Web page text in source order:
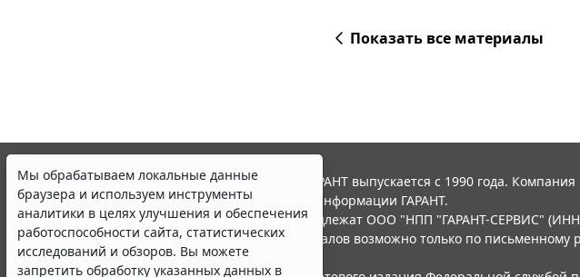
Показать все материалы
Мы обрабатываем локальные данные
браузера и используем инструменты
аналитики в целях улучшения и обеспечения
работоспособности сайта, статистических
исследований и обзоров. Вы можете
запретить обработку указанных данных в
© ООО "НПП "ГАРАНТ-СЕРВИС", 2026. Система ГАРАНТ выпускается с 1990 года.
участниками Российской ассоциации правовой информации ГАРАНТ.
Все права на материалы сайта ГАРАНТ.РУ принадлежат ООО "НПП "ГАРАНТ-СЕРВИС" (ИНН
Полное или частичное воспроизведение материалов возможно только по
Правила использования портала.